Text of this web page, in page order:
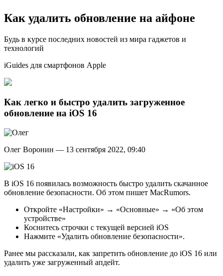
Как удалить обновление на айфоне
Будь в курсе последних новостей из мира гаджетов и
технологий
iGuides для смартфонов Apple
Как легко и быстро удалить загруженное
обновление на iOS 16
Олег Воронин — 13 сентября 2022, 09:40
В iOS 16 появилась возможность быстро удалить скачанное
обновление безопасности. Об этом пишет MacRumors.
Откройте «Настройки» → «Основные» → «Об этом
устройстве»
Коснитесь строчки с текущей версией iOS
Нажмите «Удалить обновление безопасности».
Ранее мы рассказали, как запретить обновление до iOS 16 или
удалить уже загруженный апдейт.